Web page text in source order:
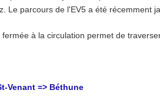
Le parcours de l'EV5 a été récemment
à la circulation permet de
Venant => Béthune